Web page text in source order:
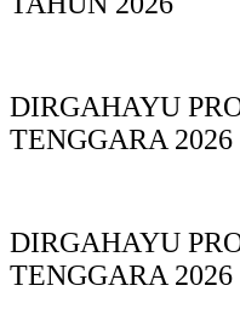
DIRGAHAYU
TENGGARA 2026
DIRGAHAYU
TENGGARA 2026